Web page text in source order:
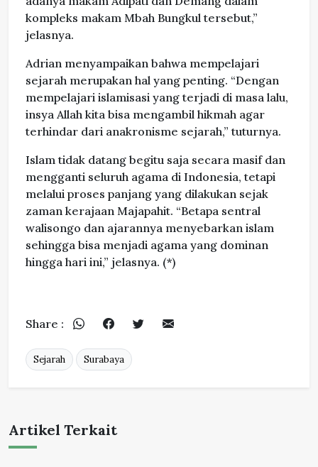
kompleks makam Mbah Bungkul tersebut,”
jelasnya.
Adrian menyampaikan bahwa mempelajari
sejarah merupakan hal yang penting. “Dengan
mempelajari islamisasi yang terjadi di masa lalu,
insya Allah kita bisa mengambil hikmah agar
terhindar dari anakronisme sejarah,” tuturnya.
Islam tidak datang begitu saja secara masif dan
mengganti seluruh agama di Indonesia, tetapi
melalui proses panjang yang dilakukan sejak
zaman kerajaan Majapahit. “Betapa sentral
walisongo dan ajarannya menyebarkan islam
sehingga bisa menjadi agama yang dominan
hingga hari ini,” jelasnya. (*)
Share :
Sejarah Surabaya
Artikel Terkait